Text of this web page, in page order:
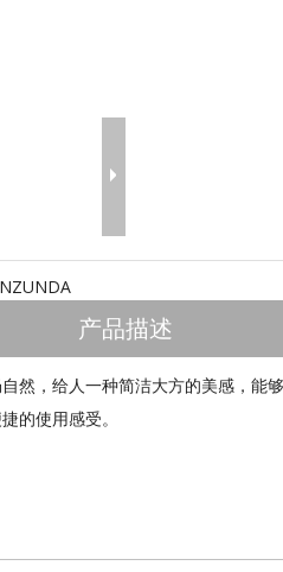
产品描述
然，给人一种简洁大方的美感，
的使用感受。